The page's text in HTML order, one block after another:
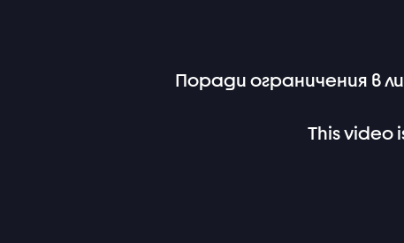
Поради ограничения в
This video